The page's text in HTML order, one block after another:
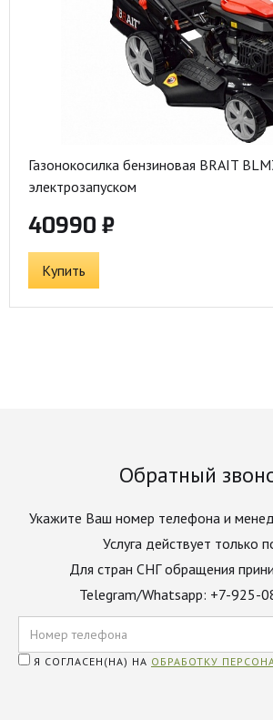
Газонокосилка бензиновая BRAIT
электрозапуском
40990 ₽
Купить
Обратный
Укажите Ваш номер телефона и
Услуга действует только
Для стран СНГ обращения
Telegram/Whatsapp: +7-925-
Я СОГЛАСЕН(НА) НА ОБРАБОТКУ